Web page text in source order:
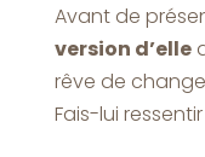
Avant de
version d’elle
rêve de
Fais-lui